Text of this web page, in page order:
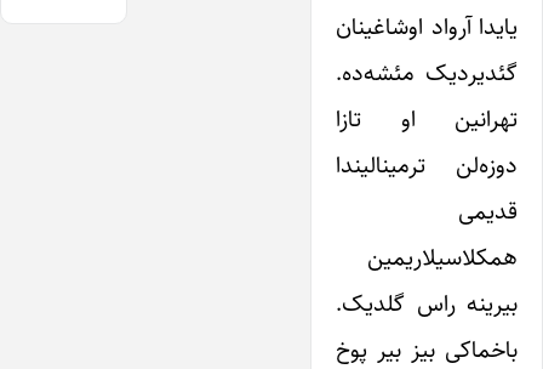
یایدا آرواد اوشاغینان
گئدیردیک مئشه‌ده.
تهرانین او تازا
دوزه‌لن ترمینالیندا
قدیمی
همکلاسیلاریمین
بیرینه راس گلدیک.
باخماکی بیز بیر پوخ